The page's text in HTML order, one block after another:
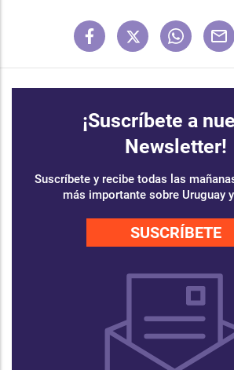
¡Suscríbete a
Newsletter!
Suscríbete y recibe todas las
más importante sobre Uruguay
SUSCRÍBETE